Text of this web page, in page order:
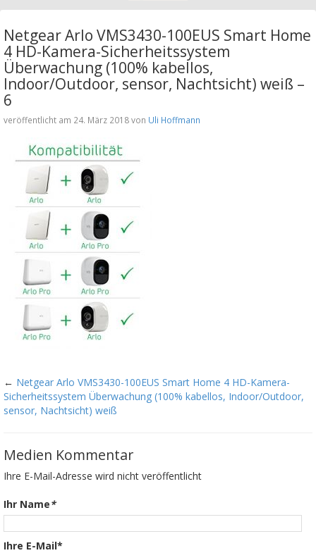
Netgear Arlo VMS3430-100EUS Smart Home
4 HD-Kamera-Sicherheitssystem
Überwachung (100% kabellos,
Indoor/Outdoor, sensor, Nachtsicht) weiß –
6
veröffentlicht am 24. März 2018 von Uli Hoffmann
← Netgear Arlo VMS3430-100EUS Smart Home 4 HD-Kamera-
Sicherheitssystem Überwachung (100% kabellos, Indoor/Outdoor,
sensor, Nachtsicht) weiß
Medien Kommentar
Ihre E-Mail-Adresse wird nicht veröffentlicht
Ihr Name*
Ihre E-Mail*